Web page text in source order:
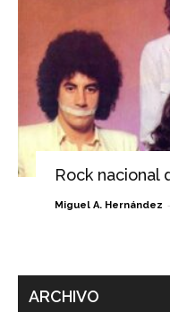
Rock nacional
Miguel A. Hernández -
ARCHIVO